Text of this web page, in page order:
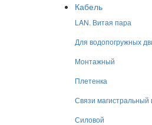
Кабель
LAN. Витая пара
Для водопогружных
Монтажный
Плетенка
Связи магистральный
Силовой